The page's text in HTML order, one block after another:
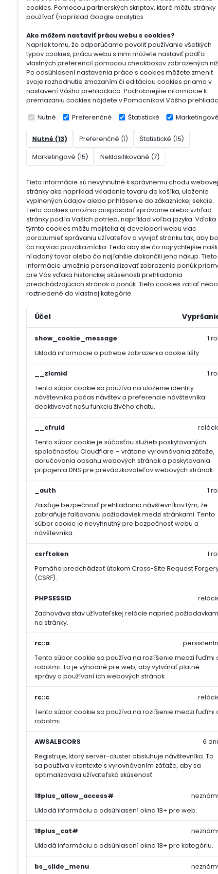
cookies. Pomocou partnerských skriptov, ktoré môžu stránky
používať (napríklad Google analytics
Ako môžem nastaviť prácu webu s cookies?
Napriek tomu, že odporúčame povoliť používanie všetkých
typov cookies, prácu webu s nimi môžete nastaviť podľa
vlastných preferencií pomocou checkboxov zobrazených
Po odsúhlasení nastavenia práce s cookies môžete zmeniť
svoje rozhodnutie zmazaním či editáciou cookies priamo v
nastavení Vášho prehliadača. Podrobnejšie informácie k
premazaniu cookies nájdete v Pomocníkovi Vášho
Nutné Preferenčné Štatistické Marketingové
Nutné (13) Preferenčné (1) Štatistické (15)
Marketingové (15) Neklasifikované (7)
Tieto informácie sú nevyhnutné k správnemu chodu webovej
stránky ako napríklad vkladanie tovaru do košíka, uloženie
vyplnených údajov alebo prihlásenie do zákazníckej sekcie.
Tieto cookies umožnia prispôsobiť správanie alebo vzhľad
stránky podľa Vašich potrieb, napríklad voľba jazyka. Vďaka
týmto cookies môžu majitelia aj developeri webu viac
porozumieť správaniu užívateľov a vyvijať stránku tak, aby
čo najviac prozákaznícka. Teda aby ste čo najrýchlejšie našli
hľadaný tovar alebo čo najľahšie dokončili jeho nákup. Tieto
informácie umožnia personalizovať zobrazenie ponúk
pre Vás vďaka historickej skúsenosti prehliadania
predchádzajúcich stránok a ponúk. Tieto cookies zatiaľ
roztriedené do vlastnej kategórie.
Účel
show_cookie_message
Ukladá informácie o potrebe zobrazenia cookie lišty
1
__zlcmid
Tento súbor cookie sa používa na uloženie identity
návštevníka počas návštev a preferencie návštevníka
deaktivovať našu funkciu živého chatu.
1
__cfruid
Tento súbor cookie je súčasťou služieb poskytovaných
spoločnosťou Cloudflare – vrátane vyrovnávania záťaže,
doručovania obsahu webových stránok a poskytovania
pripojenia DNS pre prevádzkovateľov webových stránok.
_auth
Zaisťuje bezpečnosť prehliadania návštevníkov tým, že
zabraňuje falšovaniu požiadaviek medzi stránkami. Tento
súbor cookie je nevyhnutný pre bezpečnosť webu a
návštevníka.
1
csrftoken
Pomáha predchádzať útokom Cross-Site Request
(CSRF).
1
PHPSESSID
Zachováva stav užívateľskej relácie naprieč
na stránky.
rc::a
Tento súbor cookie sa používa na rozlíšenie medzi ľuďmi
robotmi. To je výhodné pre web, aby vytvárať platné
správy o používaní ich webových stránok.
rc::c
Tento súbor cookie sa používa na rozlíšenie medzi ľuďmi
robotmi.
AWSALBCORS
Registruje, ktorý server-cluster obsluhuje návštevníka. To
sa používa v kontexte s vyrovnávaním záťaže, aby sa
optimalizovala užívateľská skúsenosť.
6
18plus_allow_access#
Ukladá informáciu o odsúhlasení okna 18+ pre web.
18plus_cat#
Ukladá informáciu o odsúhlasení okna 18+ pre kategóriu.
bs_slide_menu